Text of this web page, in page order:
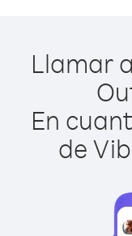
Llamar
En
de